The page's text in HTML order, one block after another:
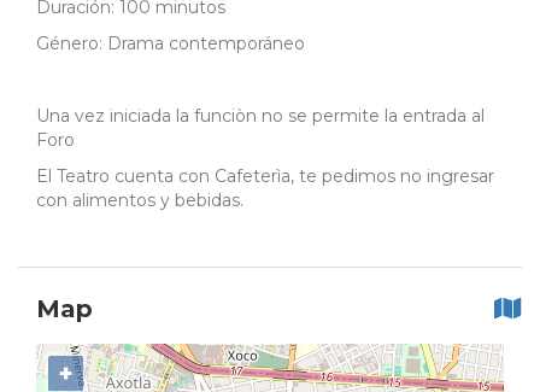
Duración: 100 minutos
Género: Drama contemporáneo
Una vez iniciada la funciòn no se permite la entrada al
Foro
El Teatro cuenta con Cafeterìa, te pedimos no ingresar
con alimentos y bebidas.
Map
+